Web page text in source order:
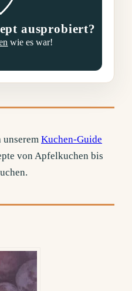
ausprobiert?
wie es war!
unserem Kuchen-Guide
von Apfelkuchen bis